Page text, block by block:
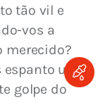
tão vil e
vos a
merecido?
espanto um
golpe do